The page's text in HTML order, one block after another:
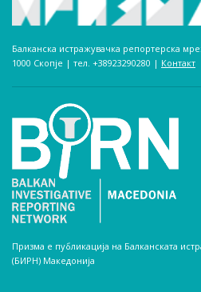
Балканска истражувачка репортерска
1000 Скопје | тел. +38923290280­ | Контакт
Призма е публикација на Балканската
(БИРН) Македонија